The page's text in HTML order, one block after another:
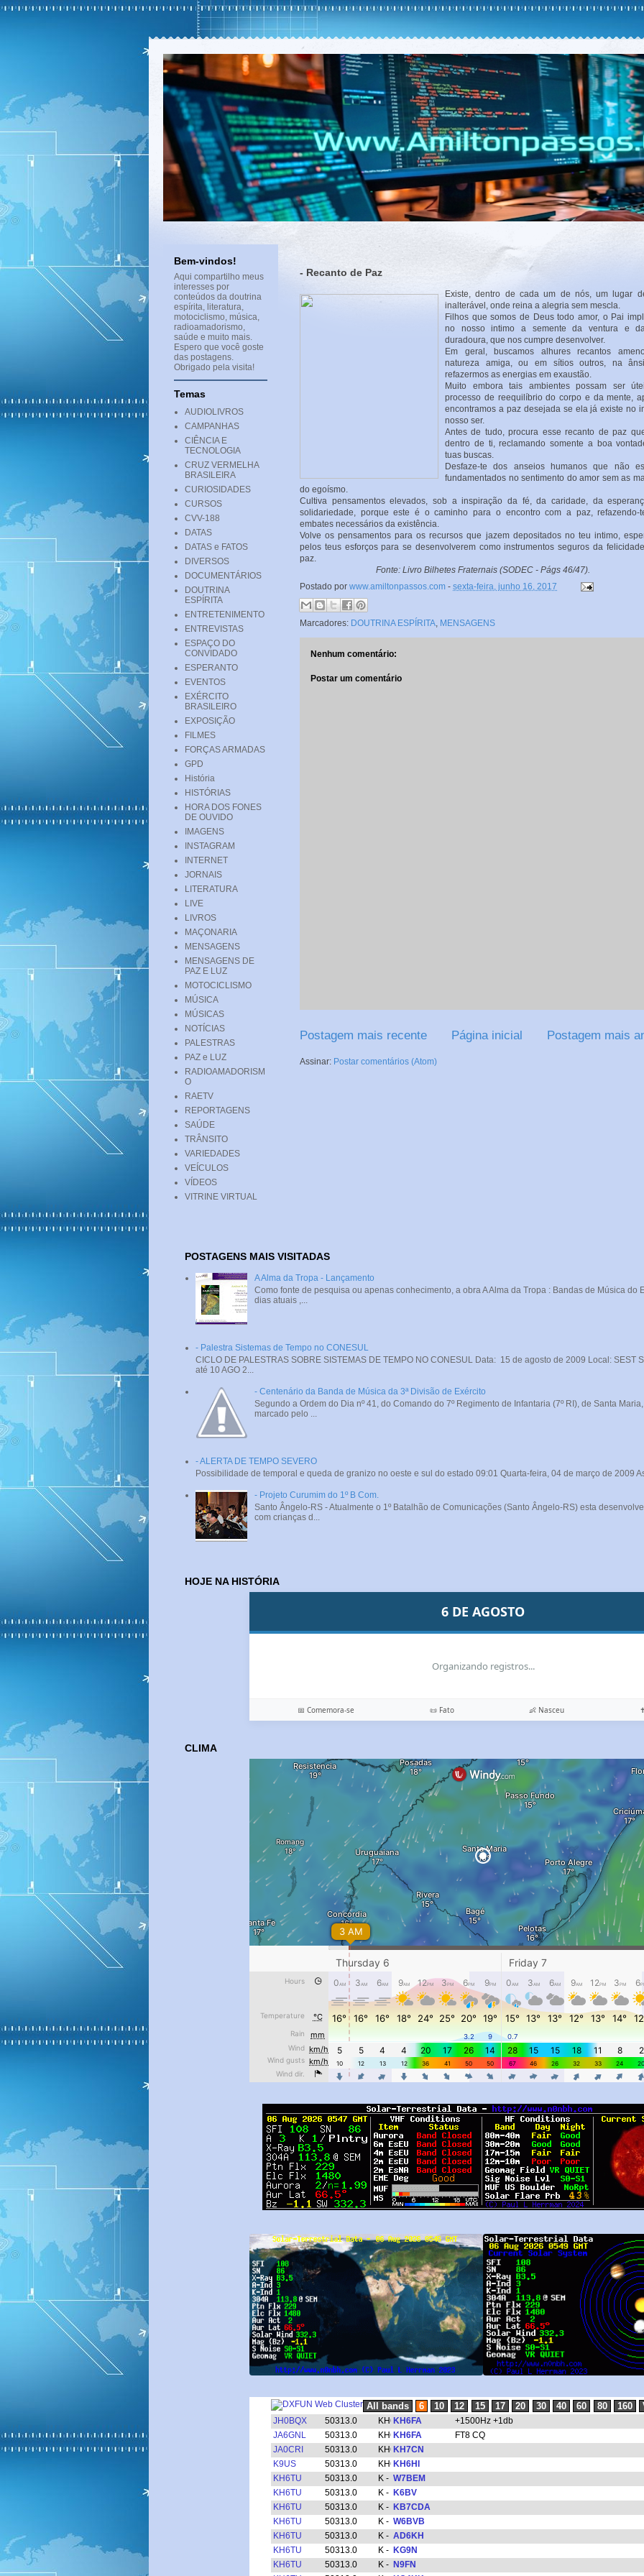
- Recanto de Paz
Existe, dentro de cada um de nós, um lugar
inalterável, onde reina a alegria sem mescla.
Filhos que somos de Deus todo amor, o Pai
no nosso intimo a semente da ventura e
duradoura, que nos cumpre desenvolver.
Em geral, buscamos alhures recantos
natureza amiga, ou em sítios outros, na
refazermos as energias em exaustão.
Muito embora tais ambientes possam ser
processo de reequilíbrio do corpo e da mente,
encontramos a paz desejada se ela já existe no
nosso ser.
Antes de tudo, procura esse recanto de paz
dentro de ti, reclamando somente a boa
tuas buscas.
Desfaze-te dos anseios humanos que não
fundamentados no sentimento do amor sem as
do egoísmo.
Cultiva pensamentos elevados, sob a inspiração da fé, da caridade, da
solidariedade, porque este é o caminho para o encontro com a paz, refazendo-
embates necessários da existência.
Volve os pensamentos para os recursos que jazem depositados no teu intimo,
pelos teus esforços para se desenvolverem como instrumentos seguros da
paz.
Fonte: Livro Bilhetes Fraternais (SODEC - Págs 46/47).
Postado por www.amiltonpassos.com - sexta-feira, junho 16, 2017
Marcadores: DOUTRINA ESPÍRITA, MENSAGENS
Nenhum comentário:
Postar um comentário
Postagem mais recente Postagem mais
Página inicial
Assinar: Postar comentários (Atom)
Bem-vindos!
Aqui compartilho meus
interesses por
conteúdos da doutrina
espírita, literatura,
motociclismo, música,
radioamadorismo,
saúde e muito mais.
Espero que você goste
das postagens.
Obrigado pela visita!
Temas
AUDIOLIVROS
CAMPANHAS
CIÊNCIA E
TECNOLOGIA
CRUZ VERMELHA
BRASILEIRA
CURIOSIDADES
CURSOS
CVV-188
DATAS
DATAS e FATOS
DIVERSOS
DOCUMENTÁRIOS
DOUTRINA
ESPÍRITA
ENTRETENIMENTO
ENTREVISTAS
ESPAÇO DO
CONVIDADO
ESPERANTO
EVENTOS
EXÉRCITO
BRASILEIRO
EXPOSIÇÃO
FILMES
FORÇAS ARMADAS
GPD
História
HISTÓRIAS
HORA DOS FONES
DE OUVIDO
IMAGENS
INSTAGRAM
INTERNET
JORNAIS
LITERATURA
LIVE
LIVROS
MAÇONARIA
MENSAGENS
MENSAGENS DE
PAZ E LUZ
MOTOCICLISMO
MÚSICA
MÚSICAS
NOTÍCIAS
PALESTRAS
PAZ e LUZ
RADIOAMADORISM
O
RAETV
REPORTAGENS
SAÚDE
TRÂNSITO
VARIEDADES
VEÍCULOS
VÍDEOS
VITRINE VIRTUAL
POSTAGENS MAIS VISITADAS
A Alma da Tropa - Lançamento
Como fonte de pesquisa ou apenas conhecimento, a obra A Alma da Tropa : Bandas de Música do
dias atuais ,...
- Palestra Sistemas de Tempo no CONESUL
CICLO DE PALESTRAS SOBRE SISTEMAS DE TEMPO NO CONESUL Data: 15 de agosto de 2009 Local: SEST
até 10 AGO 2...
- Centenário da Banda de Música da 3ª Divisão de Exército
Segundo a Ordem do Dia nº 41, do Comando do 7º Regimento de Infantaria (7º RI), de Santa
marcado pelo ...
- ALERTA DE TEMPO SEVERO
Possibilidade de temporal e queda de granizo no oeste e sul do estado 09:01 Quarta-feira, 04 de março de 2009
- Projeto Curumim do 1º B Com.
Santo Ângelo-RS - Atualmente o 1º Batalhão de Comunicações (Santo Ângelo-RS) esta
com crianças d...
HOJE NA HISTÓRIA
6 DE AGOSTO
Organizando registros...
📅 Comemora-se 📜 Fato 👶 Nasceu
CLIMA